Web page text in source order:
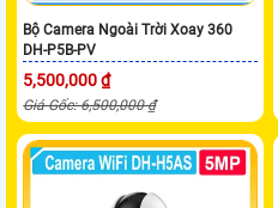
Bộ Camera Ngoài Trời Xoay 360
DH-P5B-PV
5,500,000 ₫
Giá Gốc: 6,500,000 ₫